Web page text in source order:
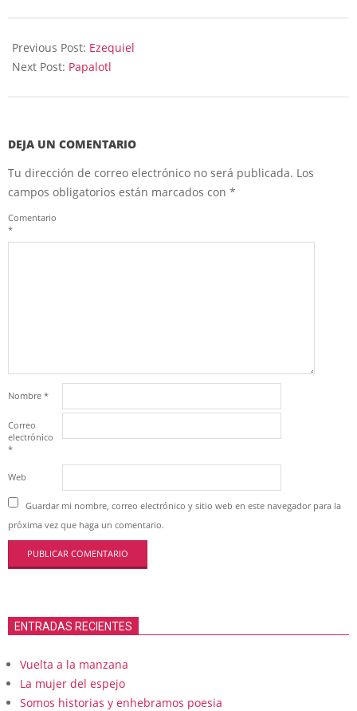
11-
05
Previous Post: Ezequiel
Next Post: Papalotl
DEJA UN COMENTARIO
Tu dirección de correo electrónico no será publicada. Los
campos obligatorios están marcados con *
Comentario
*
Nombre *
Correo
electrónico
*
Web
Guardar mi nombre, correo electrónico y sitio web en este navegador para la
próxima vez que haga un comentario.
ENTRADAS RECIENTES
Vuelta a la manzana
La mujer del espejo
Somos historias y enhebramos poesia